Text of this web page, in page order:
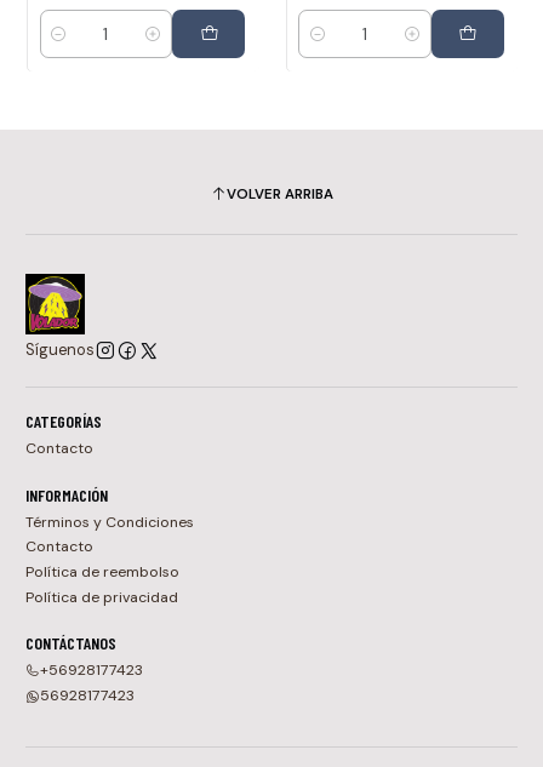
Cantidad Cantidad
VOLVER ARRIBA
Síguenos
CATEGORÍAS
Contacto
INFORMACIÓN
Términos y Condiciones
Contacto
Política de reembolso
Política de privacidad
CONTÁCTANOS
+56928177423
56928177423